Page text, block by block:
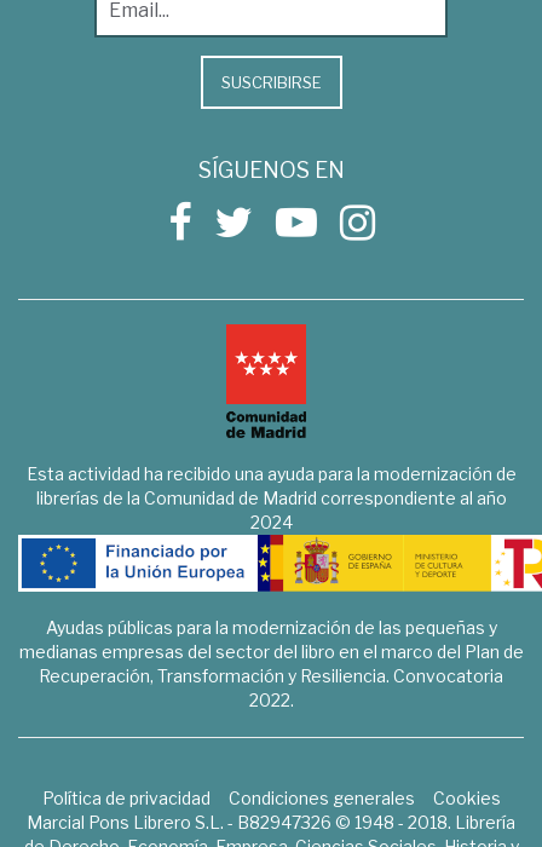
SUSCRIBIRSE
SÍGUENOS EN
Esta actividad ha recibido una ayuda para la modernización de
librerías de la Comunidad de Madrid correspondiente al año
2024
Ayudas públicas para la modernización de las pequeñas y
medianas empresas del sector del libro en el marco del Plan de
Recuperación, Transformación y Resiliencia. Convocatoria
2022.
Política de privacidad Condiciones generales
Cookies
Marcial Pons Librero S.L. - B82947326 © 1948 - 2018. Librería